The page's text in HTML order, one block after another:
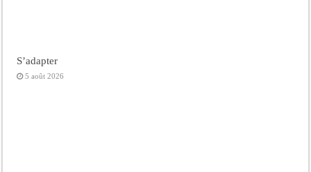
S’adapter
5 août 2026